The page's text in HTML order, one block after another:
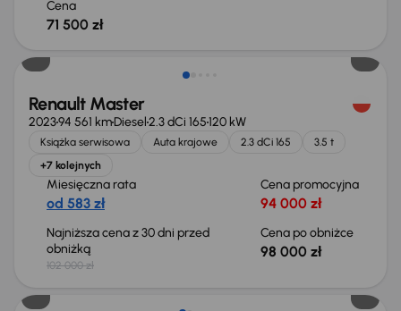
Cena
71 500 zł
Taniej o 4 000 zł
Renault Master
202394 561 kmDiesel2.3 dCi 165120 kW
Książka serwisowa Auta krajowe 2.3 dCi 165
3.5 t
+7 kolejnych
Miesięczna rata
od 583 zł
Cena promocyjna
94 000 zł
Najniższa cena z 30 dni przed
obniżką
102 000 zł
Cena po obniżce
98 000 zł